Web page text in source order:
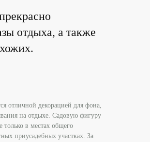
отдыха, а также
отличной декорацией для фона,
на отдыхе. Садовую фигуру
только в местах общего
приусадебных участках. За